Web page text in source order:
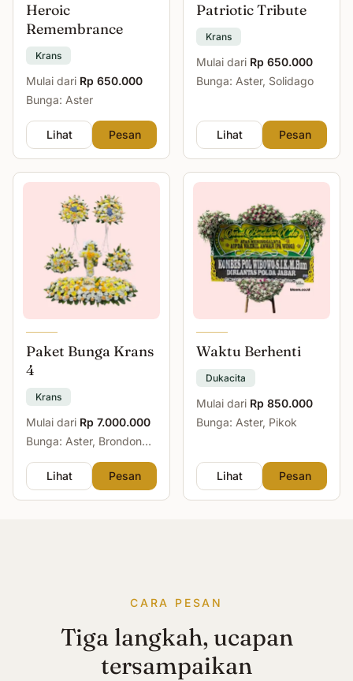
Heroic
Remembrance
Krans
Mulai dari Rp 650.000
Bunga: Aster
Lihat Pesan
Patriotic Tribute
Krans
Mulai dari Rp 650.000
Bunga: Aster, Solidago
Lihat Pesan
Paket Bunga Krans
4
Krans
Mulai dari Rp 7.000.000
Bunga: Aster, Brondong,
Lihat
Pesan
Waktu Berhenti
Dukacita
Mulai dari Rp 850.000
Bunga: Aster, Pikok
Lihat Pesan
CARA PESAN
Tiga langkah, ucapan
tersampaikan